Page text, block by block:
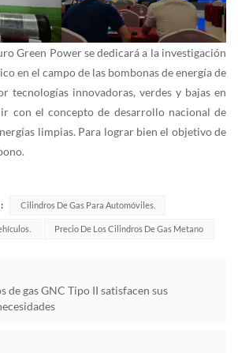
Green Power se dedicará a la investigación
en el campo de las bombonas de energía de
tecnologías innovadoras, verdes y bajas en
con el concepto de desarrollo nacional de
limpias. Para lograr bien el objetivo de
Cilindros De Gas Para Automóviles.
Precio De Los Cilindros De Gas Metano
de gas GNC Tipo II satisfacen sus